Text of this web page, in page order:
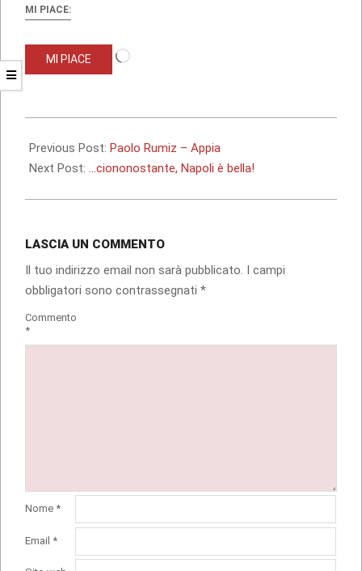
MI PIACE:
MI PIACE
04-
25
Previous Post: Paolo Rumiz – Appia
Next Post: …ciononostante, Napoli è bella!
LASCIA UN COMMENTO
Il tuo indirizzo email non sarà pubblicato. I campi
obbligatori sono contrassegnati *
Commento
*
Nome *
Email *